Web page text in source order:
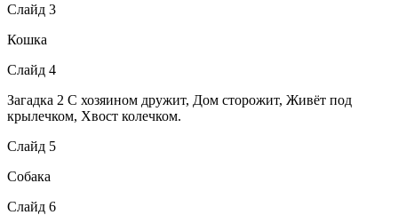
Слайд 3
Кошка
Слайд 4
Загадка 2 С хозяином дружит, Дом сторожит, Живёт под
крылечком, Хвост колечком.
Слайд 5
Собака
Слайд 6